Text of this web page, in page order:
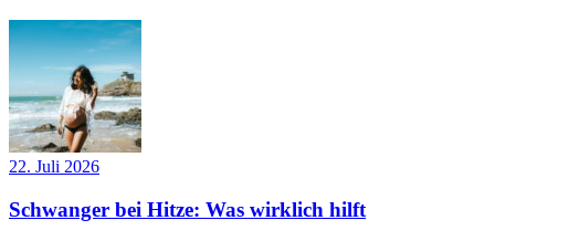
22. Juli 2026
Schwanger bei Hitze: Was wirklich hilft